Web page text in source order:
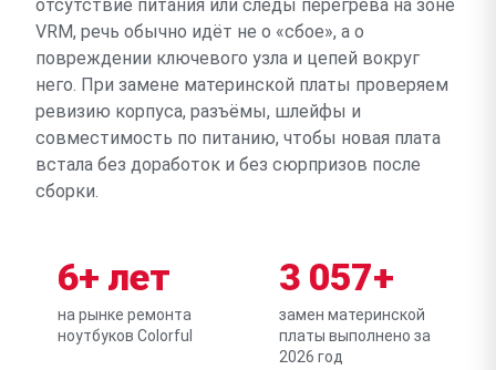
отсутствие питания или следы перегрева на зоне
VRM, речь обычно идёт не о «сбое», а о
повреждении ключевого узла и цепей вокруг
него. При замене материнской платы проверяем
ревизию корпуса, разъёмы, шлейфы и
совместимость по питанию, чтобы новая плата
встала без доработок и без сюрпризов после
сборки.
6+ лет
на рынке ремонта
ноутбуков Colorful
3 057+
замен материнской
платы выполнено за
2026 год